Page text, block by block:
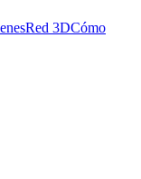
Red 3DCómo